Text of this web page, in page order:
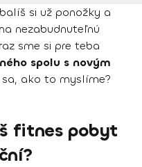
si už ponožky a
nezabudnuteľnú
sme si pre teba
spolu s novým
ako to myslíme?
fitnes pobyt